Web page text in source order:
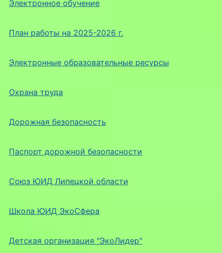
Электронное обучение
План работы на 2025-2026 г.
Электронные образовательные ресурсы
Охрана труда
Дорожная безопасность
Паспорт дорожной безопасности
Союз ЮИД Липецкой области
Школа ЮИД ЭкоСфера
Детская организация "ЭкоЛидер"